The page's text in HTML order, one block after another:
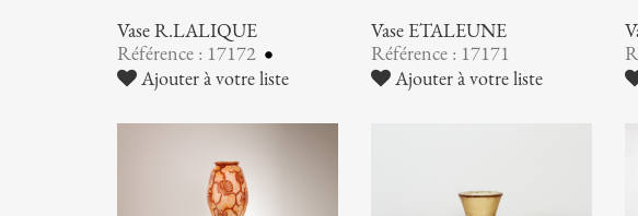
Vase R.LALIQUE
Référence : 17172
Ajouter à votre liste
Vase ETALEUNE
Référence : 17171
Ajouter à votre liste